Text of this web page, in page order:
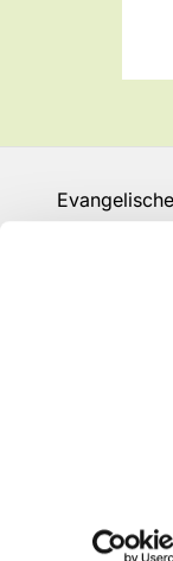
GT-KG-